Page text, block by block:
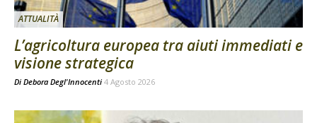
ATTUALITÀ
L’agricoltura europea tra aiuti immediati e
visione strategica
Di Debora Degl'Innocenti 4 Agosto 2026